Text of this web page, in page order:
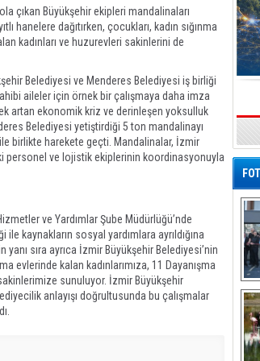
çıkan Büyükşehir ekipleri mandalinaları
hanelere dağıtırken, çocukları, kadın sığınma
kadınları ve huzurevleri sakinlerini de
Belediyesi ve Menderes Belediyesi iş birliği
aileler için örnek bir çalışmaya daha imza
artan ekonomik kriz ve derinleşen yoksulluk
Belediyesi yetiştirdiği 5 ton mandalinayı
birlikte harekete geçti. Mandalinalar, İzmir
personel ve lojistik ekiplerinin koordinasyonuyla
ve Yardımlar Şube Müdürlüğü’nde
kaynakların sosyal yardımlara ayrıldığına
sıra ayrıca İzmir Büyükşehir Belediyesi’nin
evlerinde kalan kadınlarımıza, 11 Dayanışma
sunuluyor. İzmir Büyükşehir
anlayışı doğrultusunda bu çalışmalar